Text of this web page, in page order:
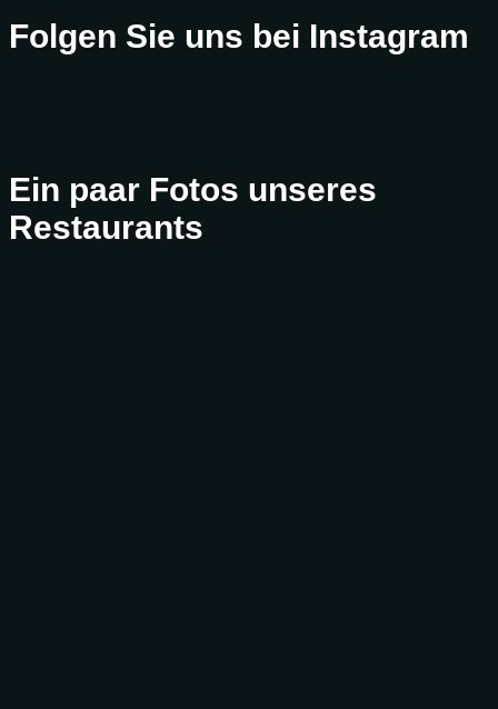
Folgen Sie uns bei Instagram
Ein paar Fotos unseres
Restaurants